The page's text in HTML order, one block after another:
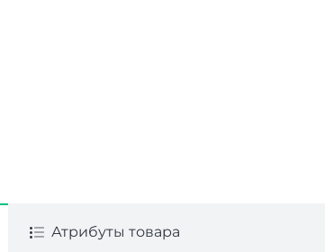
Атрибуты товара